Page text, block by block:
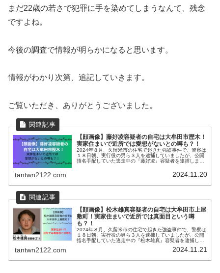
まだ22歳の若さで犯罪に手を染めてしまうなんて、残念
ですよね。
今後の調査で情報が明らかになると思います。
情報がわかり次第、追記していきます。
ご覧いただき、ありがとうございました。
【顔画像】藤好凌容疑者の自宅は大牟田市歴木！
実家住まいで近所では愛想がないとの噂も？！
2024年８月、久留米市の住宅で起きた強盗事件で、警察は
１８日朝、実行役の男ら３人を逮捕していましたが、公開
指名手配していた逃走中の『藤好凌』容疑者を逮捕しまし
tantwn2122.com 2024.11.20
【顔画像】松木雄真容疑者の自宅は大牟田市上屋
敷町！実家住まいで近所では真面目という噂
も？！
2024年８月、久留米市の住宅で起きた強盗事件で、警察は
１８日朝、実行役の男ら３人を逮捕していましたが、公開
指名手配していた逃走中の『松木雄真』容疑者を逮捕しま
tantwn2122.com 2024.11.21